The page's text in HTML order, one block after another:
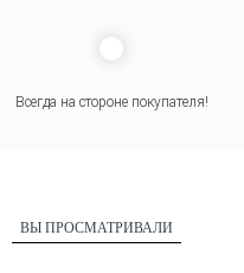
Всегда на стороне покупателя!
ВЫ ПРОСМАТРИВАЛИ